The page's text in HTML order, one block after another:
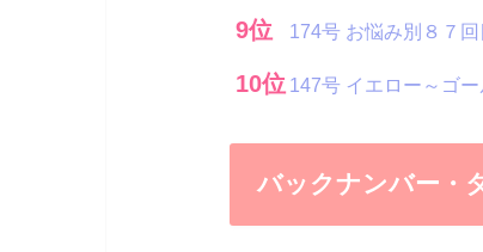
9位 174号 お悩み別８７回
10位 147号 イエロー～ゴ
バックナンバー・